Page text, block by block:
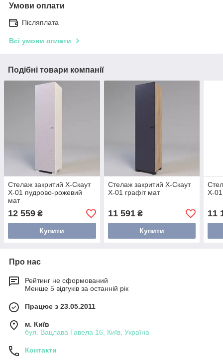
Умови оплати
Післяплата
Всі умови оплати
Подібні товари компанії
Стелаж закритий Х-Скаут
Х-01 пудрово-рожевий
мат
12 559 ₴
Купити
Стелаж закритий Х-Скаут
Х-01 графіт мат
11 591₴
Купити
Х-01
11
Про нас
Рейтинг не сформований
Менше 5 відгуків за останній рік
Працює з 23.05.2011
м. Київ
бул. Вацлава Гавела 16, Київ, Україна
Контакти